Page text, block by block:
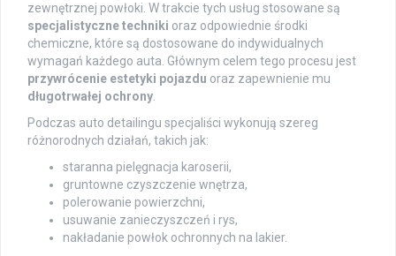
zewnętrznej powłoki. W trakcie tych usług stosowane są
specjalistyczne techniki oraz odpowiednie środki
chemiczne, które są dostosowane do indywidualnych
wymagań każdego auta. Głównym celem tego procesu jest
przywrócenie estetyki pojazdu oraz zapewnienie mu
długotrwałej ochrony.
Podczas auto detailingu specjaliści wykonują szereg
różnorodnych działań, takich jak:
staranna pielęgnacja karoserii,
gruntowne czyszczenie wnętrza,
polerowanie powierzchni,
usuwanie zanieczyszczeń i rys,
nakładanie powłok ochronnych na lakier.